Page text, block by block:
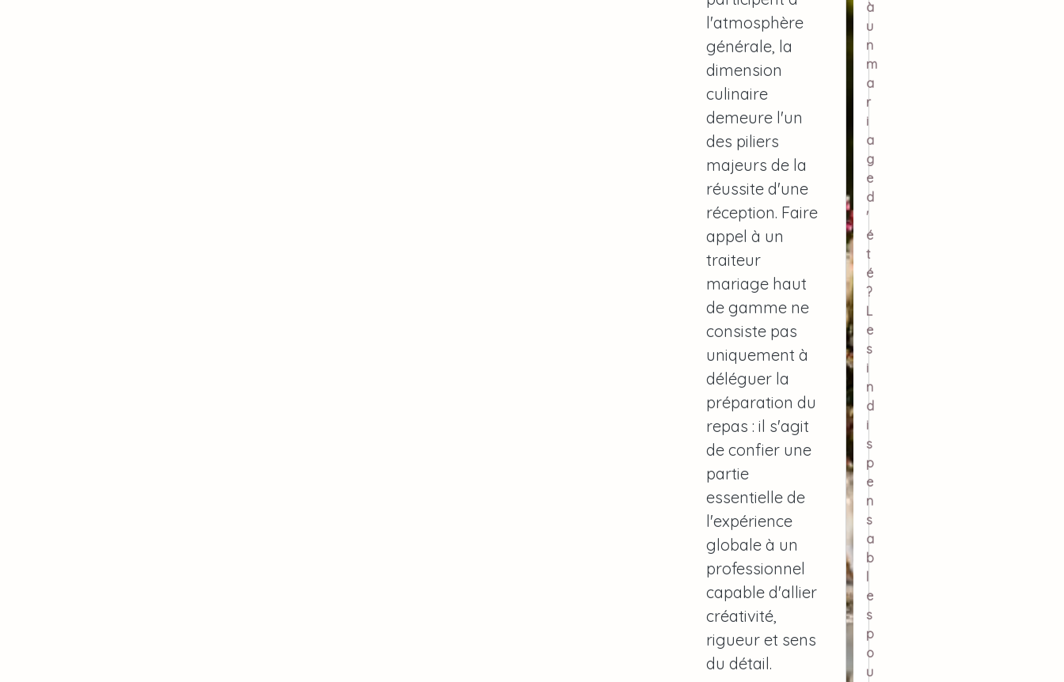
l'atmosphère
générale, la
dimension
culinaire
demeure l'un
des piliers
majeurs de la
réussite d'une
réception. Faire
appel à un
traiteur
mariage haut
de gamme ne
consiste pas
uniquement à
déléguer la
préparation du
repas : il s'agit
de confier une
partie
essentielle de
l'expérience
globale à un
professionnel
capable d'allier
créativité,
rigueur et sens
du détail.
à
u
n
m
a
r
i
a
g
e
d
'
é
t
é
?
L
e
s
i
n
d
i
s
p
e
n
s
a
b
l
e
s
p
o
u